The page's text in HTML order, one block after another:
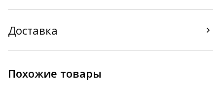
Доставка
Похожие товары